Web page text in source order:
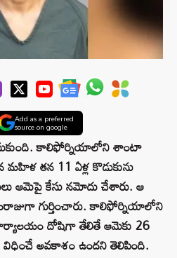
Add as a preferred
source on google
కాలిఫోర్నియాలోని శాంటా
తన 11 ఏళ్ల కొడుకును
ఆమెపై కేసు నమోదు చేశారు. ఆ
గుర్తించారు. కాలిఫోర్నియాలోని
కార్యాలయం దోషిగా తేలితే ఆమెకు 26
విధించే అవకాశం ఉందని తెలిపింది.